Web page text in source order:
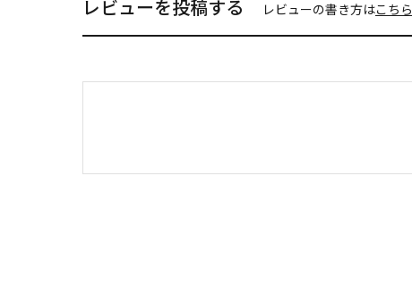
レビューを投稿する レビューの書き方はこちら